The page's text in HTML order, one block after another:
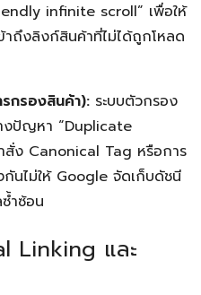
infinite scroll” เพื่อให้
ถึงลิงก์สินค้าที่ไม่ได้ถูกโหลด
กรองสินค้า): ระบบตัวกรอง
งปัญหา “Duplicate
สั่ง Canonical Tag หรือการ
นไม่ให้ Google จัดเก็บดัชนี
ำซ้อน
Linking และ